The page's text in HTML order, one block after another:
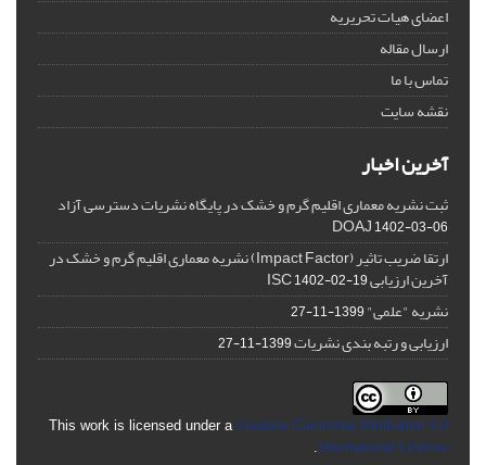
اعضای هیات تحریریه
ارسال مقاله
تماس با ما
نقشه سایت
آخرین اخبار
ثبت نشریه معماری اقلیم گرم و خشک در پایگاه نشریات دسترسی آزاد
DOAJ1402-03-06
ارتقا ضریب تاثیر (Impact Factor) نشریه معماری اقلیم گرم و خشک در
آخرین ارزیابی ISC1402-02-19
نشریه "علمی"1399-11-27
ارزیابی و رتبه بندی نشریات1399-11-27
This work is licensed under a Creative Commons Attribution 4.0
International License
.